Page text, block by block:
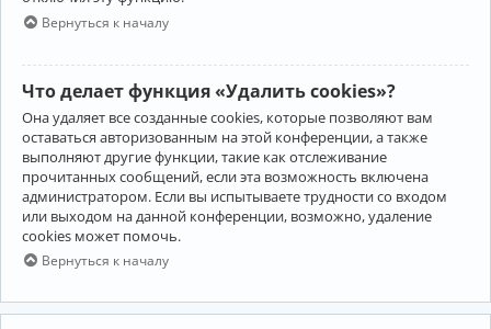
Вернуться к началу
Что делает функция «Удалить cookies»?
Она удаляет все созданные cookies, которые позволяют вам
оставаться авторизованным на этой конференции, а также
выполняют другие функции, такие как отслеживание
прочитанных сообщений, если эта возможность включена
администратором. Если вы испытываете трудности со входом
или выходом на данной конференции, возможно, удаление
cookies может помочь.
Вернуться к началу